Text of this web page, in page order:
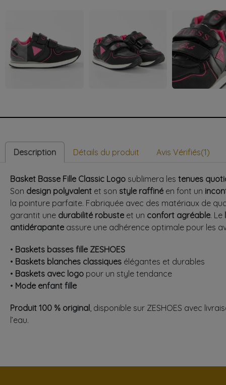
Précédent
keyboard_arrow_left
Description Détails du produit Avis Vérifiés(1)
Basket Basse Fille Classic Logo sublimera les tenues
Son design polyvalent et son style raffiné en font un
la pointure parfaite. Fabriquée avec des matériaux de
garantit une durabilité robuste et un confort agréable. Le
antidérapante assure une adhérence optimale pour les
• Baskets basses fille ZESHOES
• Baskets blanches classiques élégantes et durables
• Baskets avec logo pour un style tendance
• Mode enfant fille
Produit 100 % original , disponible sur ZESHOES avec
l’eau.